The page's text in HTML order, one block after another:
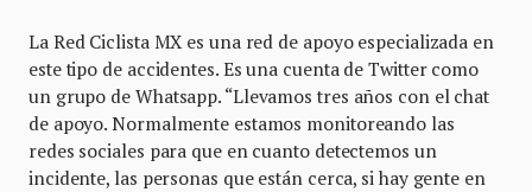
La Red Ciclista MX es una red de apoyo especializada en
este tipo de accidentes. Es una cuenta de Twitter como
un grupo de Whatsapp. “Llevamos tres años con el chat
de apoyo. Normalmente estamos monitoreando las
redes sociales para que en cuanto detectemos un
incidente, las personas que están cerca, si hay gente en